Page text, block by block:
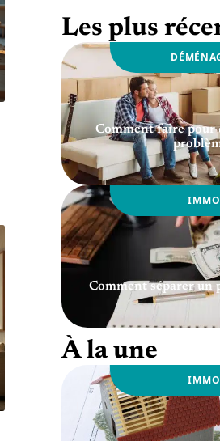
Les plus
Comment faire pour
IMMO
Comment séparer
À la une
IMMO